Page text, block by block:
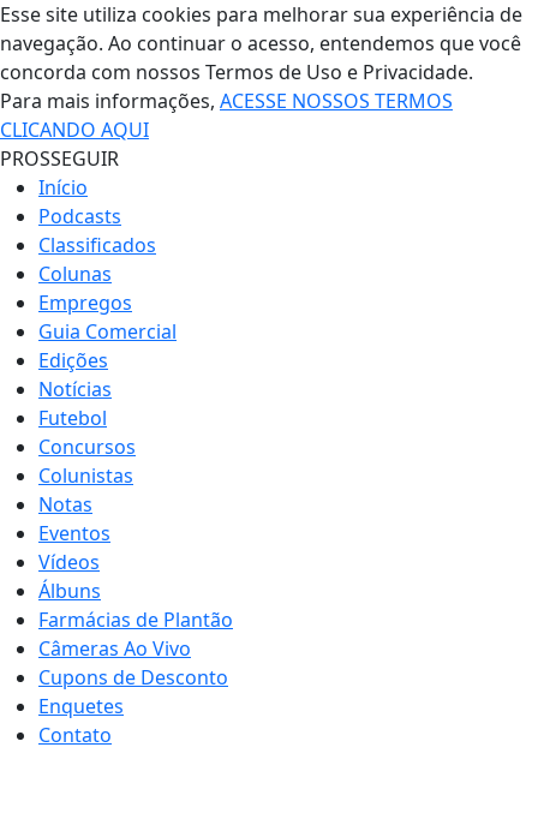
Esse site utiliza cookies para melhorar sua experiência de
navegação. Ao continuar o acesso, entendemos que você
concorda com nossos Termos de Uso e Privacidade.
Para mais informações, ACESSE NOSSOS TERMOS
CLICANDO AQUI
PROSSEGUIR
Início
Podcasts
Classificados
Colunas
Empregos
Guia Comercial
Edições
Notícias
Futebol
Concursos
Colunistas
Notas
Eventos
Vídeos
Álbuns
Farmácias de Plantão
Câmeras Ao Vivo
Cupons de Desconto
Enquetes
Contato